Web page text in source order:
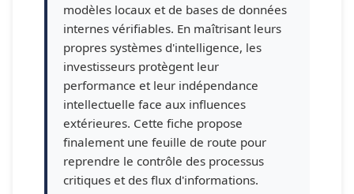
modèles locaux et de bases de données
internes vérifiables. En maîtrisant leurs
propres systèmes d'intelligence, les
investisseurs protègent leur
performance et leur indépendance
intellectuelle face aux influences
extérieures. Cette fiche propose
finalement une feuille de route pour
reprendre le contrôle des processus
critiques et des flux d'informations.